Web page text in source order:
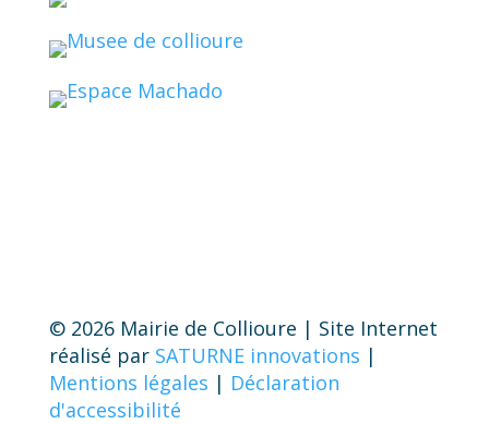
© 2026 Mairie de Collioure | Site Internet
réalisé par SATURNE innovations |
Mentions légales | Déclaration
d'accessibilité